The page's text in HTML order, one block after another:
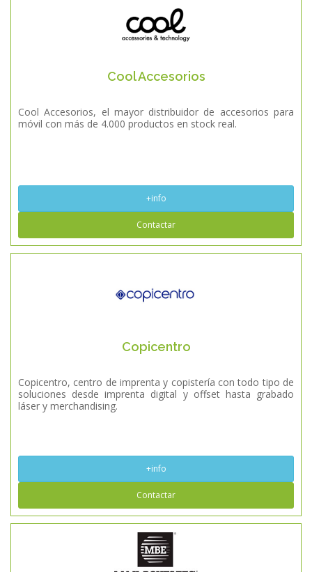
Cool Accesorios
Cool Accesorios, el mayor distribuidor de accesorios para
móvil con más de 4.000 productos en stock real.
+info
Contactar
Copicentro
Copicentro, centro de imprenta y copistería con todo tipo de
soluciones desde imprenta digital y offset hasta grabado
láser y merchandising.
+info
Contactar